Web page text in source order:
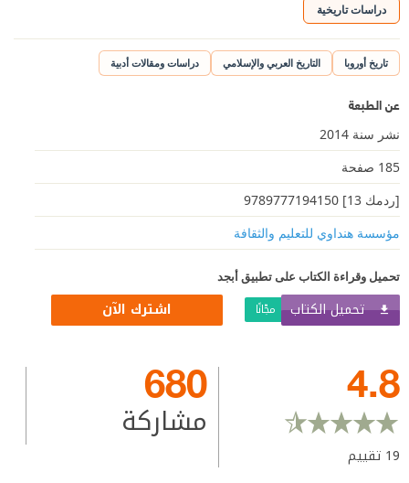
دراسات تاريخية
تاريخ أوروبا التاريخ العربي والإسلامي دراسات ومقالات أدبية
عن الطبعة
نشر سنة 2014
185 صفحة
[ردمك 13] 9789777194150
مؤسسة هنداوي للتعليم والثقافة
تحميل وقراءة الكتاب على تطبيق أبجد
تحميل الكتاب مجّانًا اشترك الآن
4.8
19 تقييم
680
مشاركة